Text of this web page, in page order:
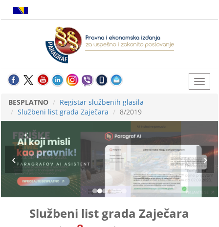
BESPLATNO
Registar službenih glasila
Službeni list grada Zaječara
8/2019
Službeni list grada Zaječara